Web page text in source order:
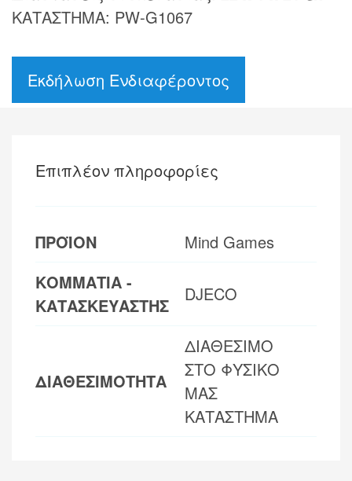
ΚΑΤΑΣΤΗΜΑ: PW-G1067
Εκδήλωση Ενδιαφέροντος
Επιπλέον πληροφορίες
ΠΡΟΪΟΝ
Mind Games
ΚΟΜΜΑΤΙΑ -
ΚΑΤΑΣΚΕΥΑΣΤΗΣ
DJECO
ΔΙΑΘΕΣΙΜΟΤΗΤΑ
ΔΙΑΘΕΣΙΜΟ
ΣΤΟ ΦΥΣΙΚΟ
ΜΑΣ
ΚΑΤΑΣΤΗΜΑ